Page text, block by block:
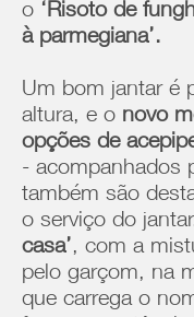
o ‘Risoto de
à parmegiana’.
Um bom jantar é
altura, e o novo
opções de
- acompanhados
também são
o serviço do
casa’, com a
pelo garçom, na
que carrega o